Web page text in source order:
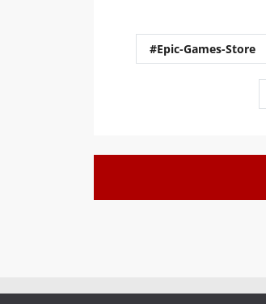
#Epic-Games-Store